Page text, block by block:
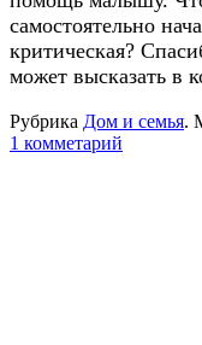
самостоятельно
критическая?
может высказать в
Рубрика Дом и семья.
1 комметарий